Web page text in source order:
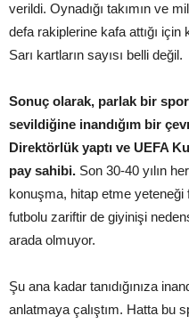
verildi. Oynadığı takımın ve
defa rakiplerine kafa attığı için
Sarı kartların sayısı belli değil.
Sonuç olarak, parlak bir
sevildiğine inandığım bir
Direktörlük yaptı ve UEFA
pay sahibi. Son 30-40 yılın
konuşma, hitap etme
futbolu zariftir de giyinişi
arada olmuyor.
Şu ana kadar tanıdığınıza
anlatmaya çalıştım. Hatta bu